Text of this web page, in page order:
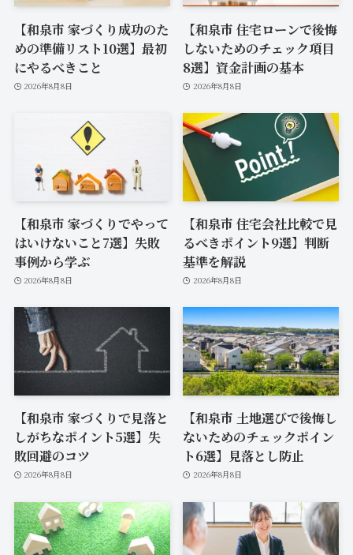
【和泉市 家づくり成功のた
めの準備リスト10選】最初
にやるべきこと
2026年8月8日
【和泉市 住宅ローンで後悔
しないためのチェック項目
8選】資金計画の基本
2026年8月8日
【和泉市 家づくりでやって
はいけないこと7選】失敗
事例から学ぶ
2026年8月8日
【和泉市 住宅会社比較で見
るべきポイント9選】判断
基準を解説
2026年8月8日
【和泉市 家づくりで見落と
しがちなポイント5選】失
敗回避のコツ
2026年8月8日
【和泉市 土地選びで後悔し
ないためのチェックポイン
ト6選】見落とし防止
2026年8月8日